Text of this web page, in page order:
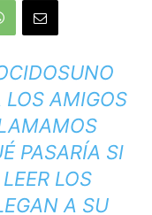
UNO
LOS AMIGOS
PASARÍA SI
LOS
A SU